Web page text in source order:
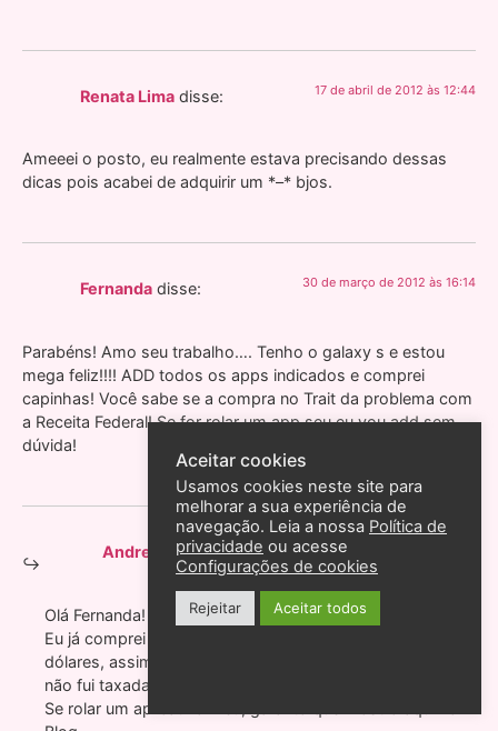
Renata Lima disse: 17 de abril de 2012 às 12:44
Ameeei o posto, eu realmente estava precisando dessas
dicas pois acabei de adquirir um *–* bjos.
Fernanda disse: 30 de março de 2012 às 16:14
Parabéns! Amo seu trabalho…. Tenho o galaxy s e estou
mega feliz!!!! ADD todos os apps indicados e comprei
capinhas! Você sabe se a compra no Trait da problema com
a Receita Federal! Se for rolar um app seu eu vou add sem
dúvida!
Andreza Goulart disse: 30 de março de 2012 às 16:19
Olá Fernanda!
Eu já comprei capinhas mas não comprei acima de 50
dólares, assim não tem problema não, pelo menos eu
não fui taxada.
Se rolar um aplicativo meu, garanto que mostro aqui no
Aceitar cookies
Usamos cookies neste site para
melhorar a sua experiência de
navegação. Leia a nossa Política de
privacidade ou acesse
Configurações de cookies
Rejeitar Aceitar todos